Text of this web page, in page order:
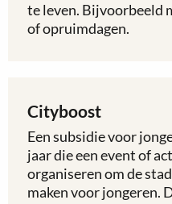
te leven. Bijvoorbeeld
of opruimdagen.
Bossche
Duurzaamheidsactiviteiten
Cityboost
Een subsidie voor
jaar die een event of
organiseren om de
maken voor jongeren.
Lees
meer
over
Cityboost